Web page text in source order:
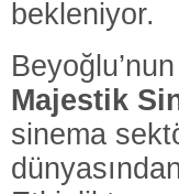
bekleniyor.
Beyoğlu’nun
Majestik
sinema